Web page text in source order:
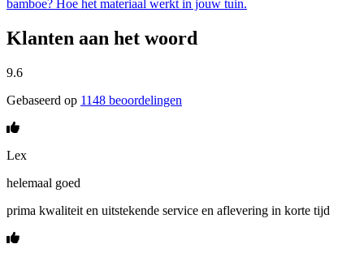
bamboe? Hoe het materiaal werkt in jouw tuin.
Klanten aan het woord
9.6
Gebaseerd op 1148 beoordelingen
Lex
helemaal goed
prima kwaliteit en uitstekende service en aflevering in korte tijd